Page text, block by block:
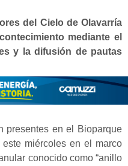
del Cielo de Olavarría
mediante el
y la difusión de pautas
presentes en el Bioparque
miércoles en el marco
conocido como “anillo